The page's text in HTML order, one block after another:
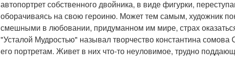
автопортрет собственного двойника, в виде фигурки,
оборачиваясь на свою героиню. Может тем самым, художник
смешными в любовании, придуманном им мире, страх
"Усталой Мудростью" называл творчество константина
его портретам. Живет в них что-то неуловимое, трудно